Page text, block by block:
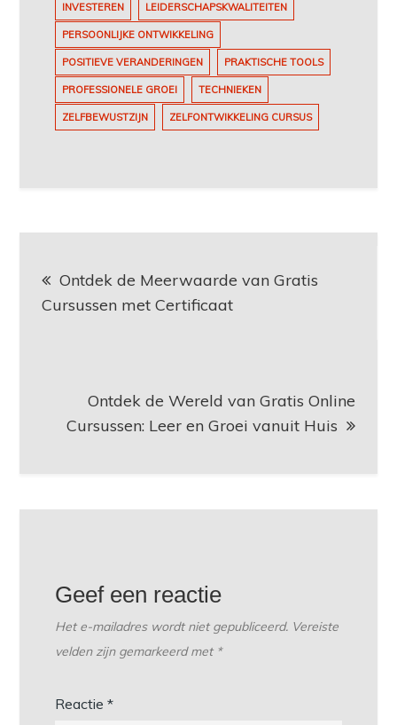
INVESTEREN LEIDERSCHAPSKWALITEITEN
PERSOONLIJKE ONTWIKKELING
POSITIEVE VERANDERINGEN PRAKTISCHE TOOLS
PROFESSIONELE GROEI TECHNIEKEN
ZELFBEWUSTZIJN ZELFONTWIKKELING CURSUS
Ontdek de Meerwaarde van Gratis
Cursussen met Certificaat
Ontdek de Wereld van Gratis Online
Cursussen: Leer en Groei vanuit Huis
Geef een reactie
Het e-mailadres wordt niet gepubliceerd. Vereiste
velden zijn gemarkeerd met *
Reactie*